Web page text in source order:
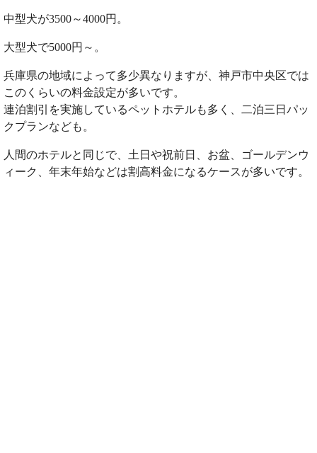
中型犬が3500～4000円。
大型犬で5000円～。
兵庫県の地域によって多少異なりますが、神戸市中央区では
このくらいの料金設定が多いです。
連泊割引を実施しているペットホテルも多く、二泊三日パッ
クプランなども。
人間のホテルと同じで、土日や祝前日、お盆、ゴールデンウ
ィーク、年末年始などは割高料金になるケースが多いです。